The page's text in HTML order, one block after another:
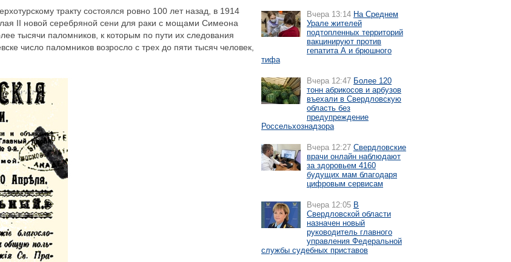
тракту состоялся ровно 100 лет назад, в 1914
II новой серебряной сени для раки с мощами Симеона
тысячи паломников, к которым по пути их следования
число паломников возросло с трех до пяти тысяч человек,
Вчера 13:14 На Среднем
Урале жителей
подтопленных территорий
вакцинируют против
гепатита А и брюшного
тифа
Вчера 12:47 Более 120
тонн абрикосов и арбузов
въехали в Свердловскую
область без
предупреждение
Россельхознадзора
Вчера 12:27 Свердловские
врачи онлайн наблюдают
за здоровьем 4160
будущих мам благодаря
цифровым сервисам
Вчера 12:05 В
Свердловской области
назначен новый
руководитель главного
управления Федеральной
службы судебных приставов